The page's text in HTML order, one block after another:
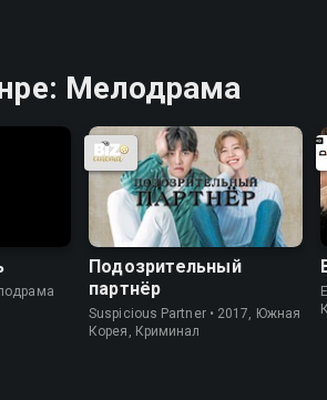
Мелодрама
Подозрительный
партнёр
Suspicious Partner • 2017, Южная
Корея, Криминал